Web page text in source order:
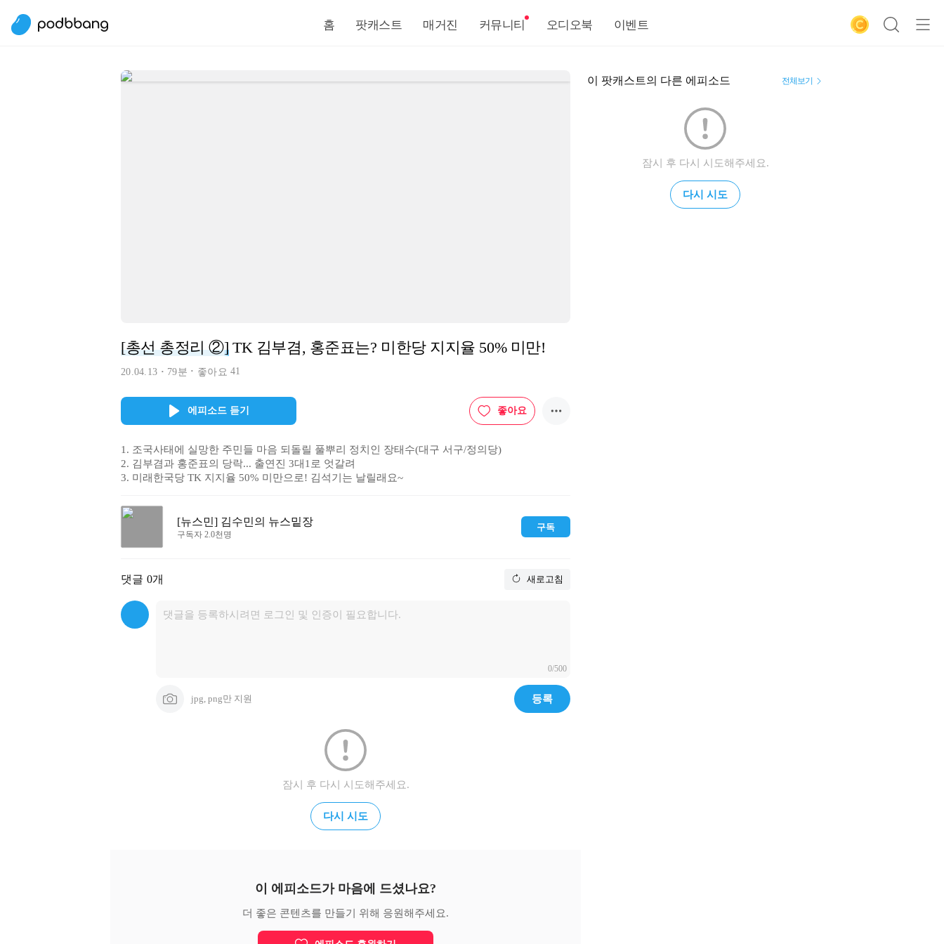
홈 팟캐스트 매거진 커뮤니티 오디오북 이벤트
[총선 총정리 ②]TK 김부겸, 홍준표는? 미한당 지지율 50% 미만!
20.04.13 79분 좋아요41
에피소드 듣기 좋아요
1. 조국사태에 실망한 주민들 마음 되돌릴 풀뿌리 정치인 장태수(대구 서구/정의당)
2. 김부겸과 홍준표의 당락... 출연진 3대1로 엇갈려
3. 미래한국당 TK 지지율 50% 미만으로! 김석기는 날릴래요~
[뉴스민] 김수민의 뉴스밑장
구독자 2.0천명
구독
댓글 0개 새로고침
0/500
jpg, png만 지원 등록
잠시 후 다시 시도해주세요.
다시 시도
이 에피소드가 마음에 드셨나요?
더 좋은 콘텐츠를 만들기 위해 응원해주세요.
이 팟캐스트의 다른 에피소드 전체보기
잠시 후 다시 시도해주세요.
다시 시도